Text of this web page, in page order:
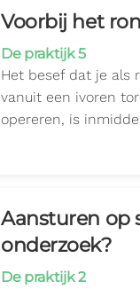
Voorbij het
De praktijk 5
Het besef dat je als
vanuit een ivoren
opereren, is
Aansturen op
onderzoek?
De praktijk 2